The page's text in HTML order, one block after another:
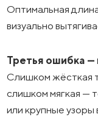
Оптимальная
визуально
Третья ошибка —
Слишком жёсткая
слишком мягкая —
или крупные узоры